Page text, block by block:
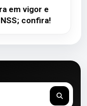
em vigor e
confira!